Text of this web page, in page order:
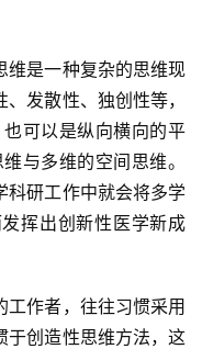
维是一种复杂的思维现
发散性、独创性等，
可以是纵向横向的平
与多维的空间思维。
科研工作中就会将多学
挥出创新性医学新成
工作者，往往习惯采用
于创造性思维方法，这